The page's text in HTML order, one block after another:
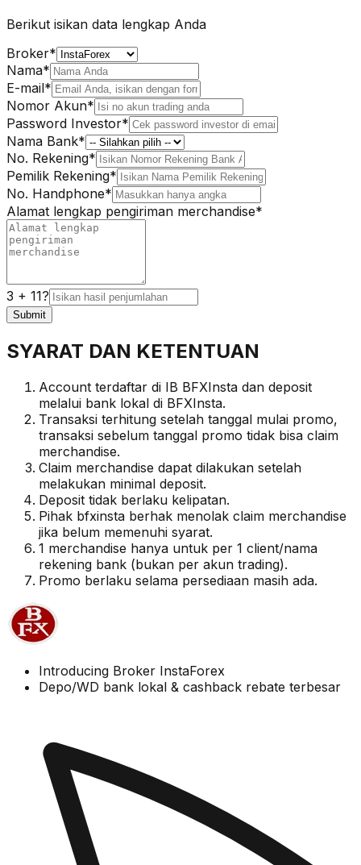
Berikut isikan data lengkap Anda
Broker*
Nama*
E-mail*
Nomor Akun*
Password Investor*
Nama Bank*
No. Rekening*
Pemilik Rekening*
No. Handphone*
Alamat lengkap pengiriman merchandise*
3 + 11?
Submit
SYARAT DAN KETENTUAN
Account terdaftar di IB BFXInsta dan deposit
melalui bank lokal di BFXInsta.
Transaksi terhitung setelah tanggal mulai promo,
transaksi sebelum tanggal promo tidak bisa claim
merchandise.
Claim merchandise dapat dilakukan setelah
melakukan minimal deposit.
Deposit tidak berlaku kelipatan.
Pihak bfxinsta berhak menolak claim merchandise
jika belum memenuhi syarat.
1 merchandise hanya untuk per 1 client/nama
rekening bank (bukan per akun trading).
Promo berlaku selama persediaan masih ada.
Introducing Broker InstaForex
Depo/WD bank lokal & cashback rebate terbesar